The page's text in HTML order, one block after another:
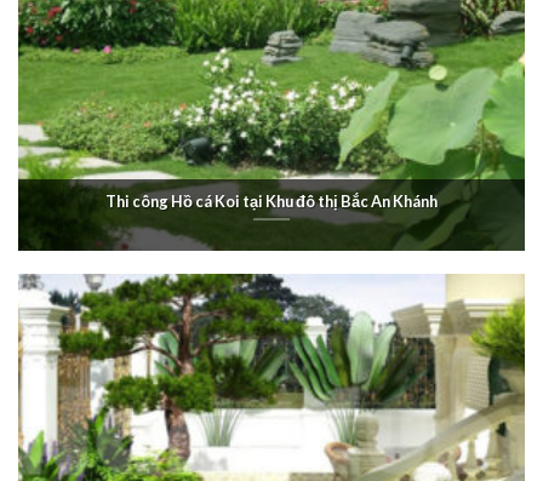
Thi công Hồ cá Koi tại Khu đô thị Bắc An Khánh